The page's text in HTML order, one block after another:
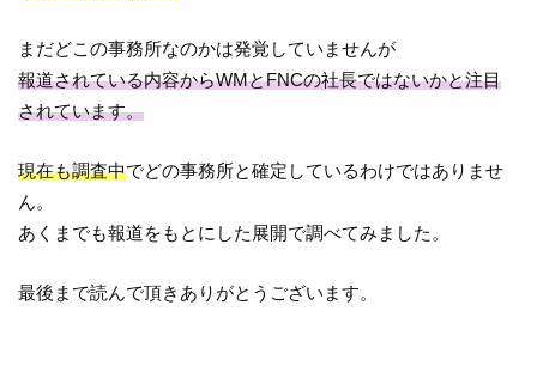
まだどこの事務所なのかは発覚していませんが
報道されている内容からWMとFNCの社長ではないかと注目
されています。
現在も調査中でどの事務所と確定しているわけではありませ
ん。
あくまでも報道をもとにした展開で調べてみました。
最後まで読んで頂きありがとうございます。